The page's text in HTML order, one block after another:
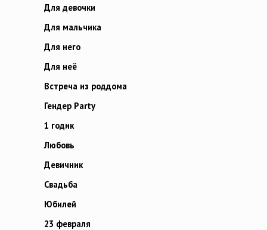
Для девочки
Для мальчика
Для него
Для неё
Встреча из роддома
Гендер Party
1 годик
Любовь
Девичник
Свадьба
Юбилей
23 февраля